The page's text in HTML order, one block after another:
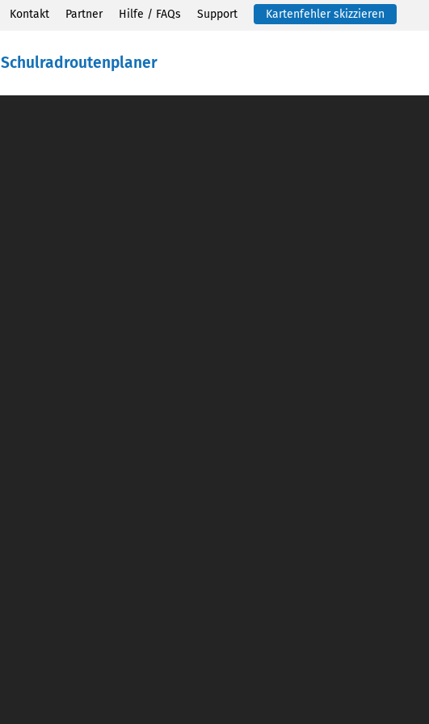
Kontakt Partner Hilfe / FAQs Support Kartenfehler skizzieren
Schulradroutenplaner